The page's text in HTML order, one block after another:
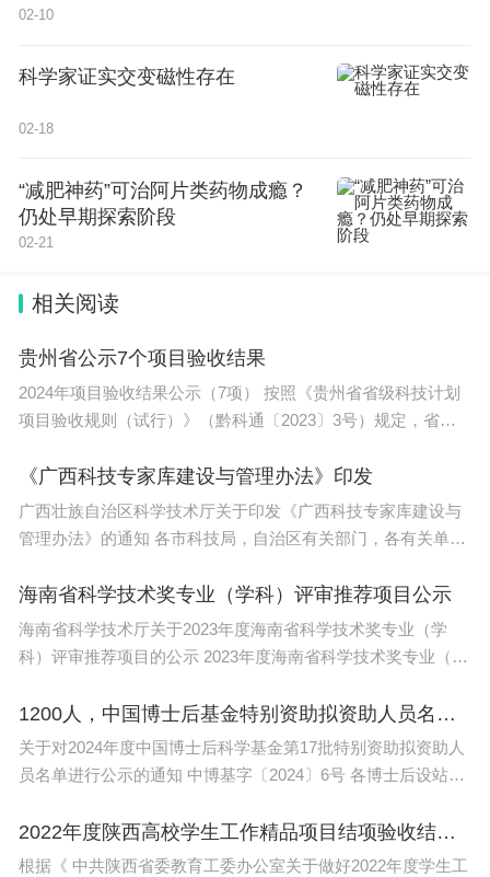
02-10
科学家证实交变磁性存在
02-18
“减肥神药”可治阿片类药物成瘾？
仍处早期探索阶段
02-21
相关阅读
贵州省公示7个项目验收结果
2024年项目验收结果公示（7项） 按照《贵州省省级科技计划
项目验收规则（试行）》（黔科通〔2023〕3号）规定，省科
《广西科技专家库建设与管理办法》印发
广西壮族自治区科学技术厅关于印发《广西科技专家库建设与
管理办法》的通知 各市科技局，自治区有关部门，各有关单
海南省科学技术奖专业（学科）评审推荐项目公示
海南省科学技术厅关于2023年度海南省科学技术奖专业（学
科）评审推荐项目的公示 2023年度海南省科学技术奖专业（学
1200人，中国博士后基金特别资助拟资助人员名单出炉
关于对2024年度中国博士后科学基金第17批特别资助拟资助人
员名单进行公示的通知 中博基字〔2024〕6号 各博士后设站单
2022年度陕西高校学生工作精品项目结项验收结果公示
根据《 中共陕西省委教育工委办公室关于做好2022年度学生工